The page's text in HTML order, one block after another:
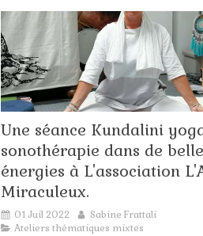
Une séance Kundalini
sonothérapie dans de
énergies à L'association
Miraculeux.
01 Juil 2022
Sabine Frattali
Ateliers thématiques mixtes